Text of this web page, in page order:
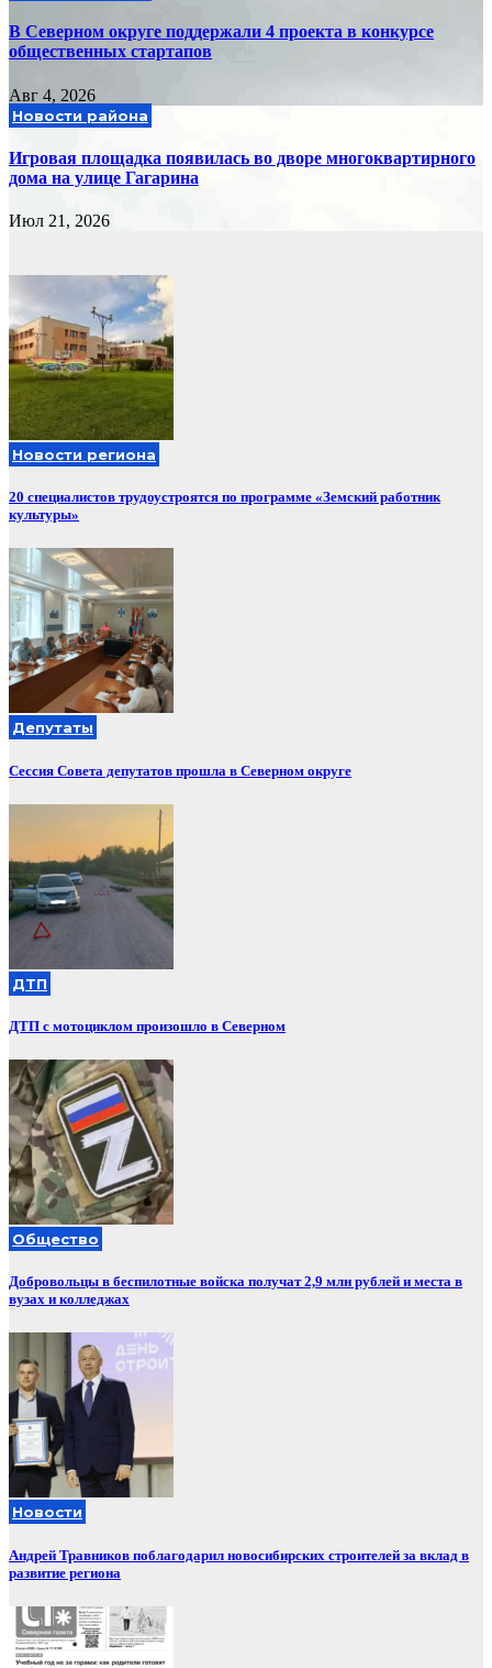
В Северном округе поддержали 4 проекта в конкурсе
общественных стартапов
Авг 4, 2026
Новости района
Игровая площадка появилась во дворе многоквартирного
дома на улице Гагарина
Июл 21, 2026
Новости региона
20 специалистов трудоустроятся по программе «Земский работник
культуры»
Депутаты
Сессия Совета депутатов прошла в Северном округе
ДТП
ДТП с мотоциклом произошло в Северном
Общество
Добровольцы в беспилотные войска получат 2,9 млн рублей и места в
вузах и колледжах
Новости
Андрей Травников поблагодарил новосибирских строителей за вклад в
развитие региона